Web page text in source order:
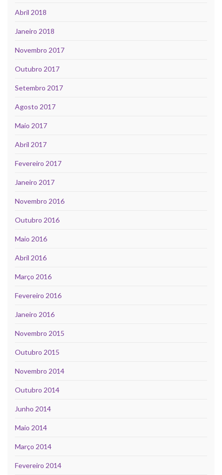
Abril 2018
Janeiro 2018
Novembro 2017
Outubro 2017
Setembro 2017
Agosto 2017
Maio 2017
Abril 2017
Fevereiro 2017
Janeiro 2017
Novembro 2016
Outubro 2016
Maio 2016
Abril 2016
Março 2016
Fevereiro 2016
Janeiro 2016
Novembro 2015
Outubro 2015
Novembro 2014
Outubro 2014
Junho 2014
Maio 2014
Março 2014
Fevereiro 2014